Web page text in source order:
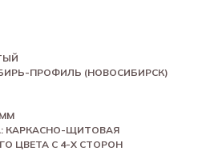
ПРОФИЛЬ (НОВОСИБИРСК)
КАРКАСНО-ЩИТОВАЯ
ЦВЕТА С 4-Х СТОРОН